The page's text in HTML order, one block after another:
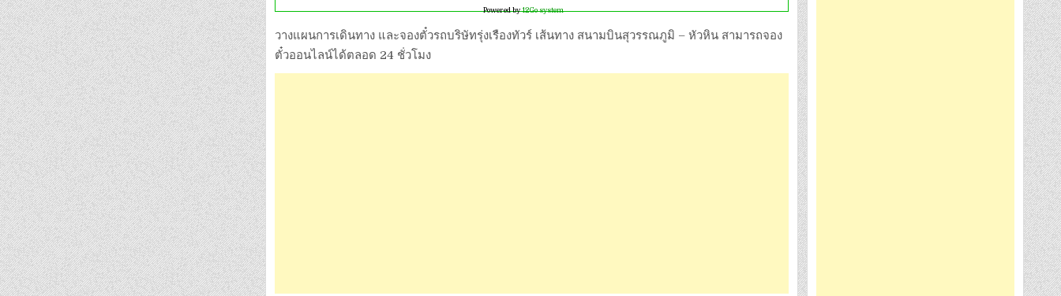
Powered by12Go system
วางแผนการเดินทาง และจองตั๋วรถบริษัทรุ่งเรืองทัวร์ เส้นทาง สนามบินสุวรรณภูมิ – หัวหิน สามารถจอง
ตั๋วออนไลน์ได้ตลอด 24 ชั่วโมง